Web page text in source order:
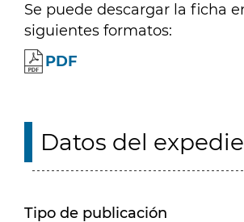
Se puede descargar la ficha
siguientes formatos:
PDF
Datos del
Tipo de publicación